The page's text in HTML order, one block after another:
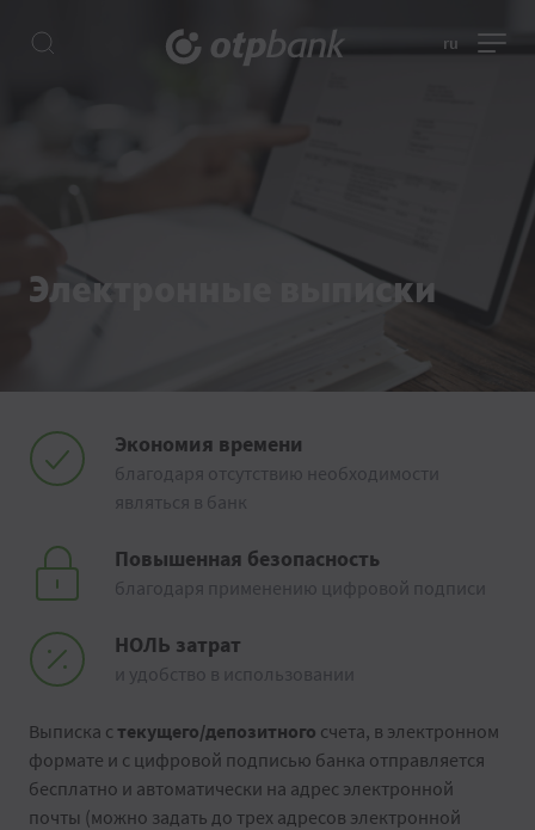
ru
Электронные выписки
Экономия времени
благодаря отсутствию необходимости
являться в банк
Повышенная безопасность
благодаря применению цифровой подписи
НОЛЬ затрат
и удобство в использовании
Выписка с текущего/депозитного счета, в электронном
формате и с цифровой подписью банка отправляется
бесплатно и автоматически на адрес электронной
почты (можно задать до трех адресов электронной